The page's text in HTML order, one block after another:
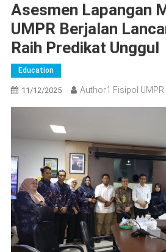
Asesmen Lapangan
UMPR Berjalan
Raih Predikat Unggul
Education
11/12/2025 Author1 Fisipol UMPR